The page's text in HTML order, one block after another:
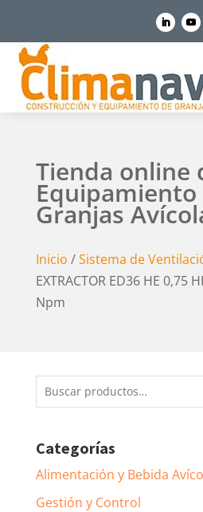
Tienda online
Equipamiento
Granjas
Inicio /Sistema de
EXTRACTOR ED36 HE 0,75
Npm
Buscar
por:
Categorías
Alimentación y Bebida
Gestión y Control